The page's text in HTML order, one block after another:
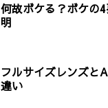
何故ボケる？ボケの
明
フルサイズレンズと
違い